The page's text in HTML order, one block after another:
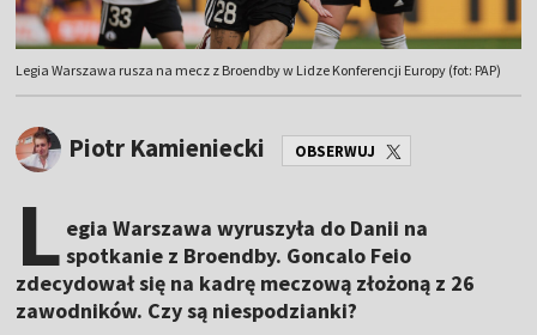
Legia Warszawa rusza na mecz z Broendby w Lidze Konferencji Europy (fot: PAP)
Piotr Kamieniecki OBSERWUJ
L egia Warszawa wyruszyła do Danii na
spotkanie z Broendby. Goncalo Feio
zdecydował się na kadrę meczową złożoną z 26
zawodników. Czy są niespodzianki?